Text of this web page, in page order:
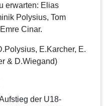
erwarten: Elias
Polysius, Tom
Cinar.
E.Karcher, E.
& D.Wiegand)
der U18-